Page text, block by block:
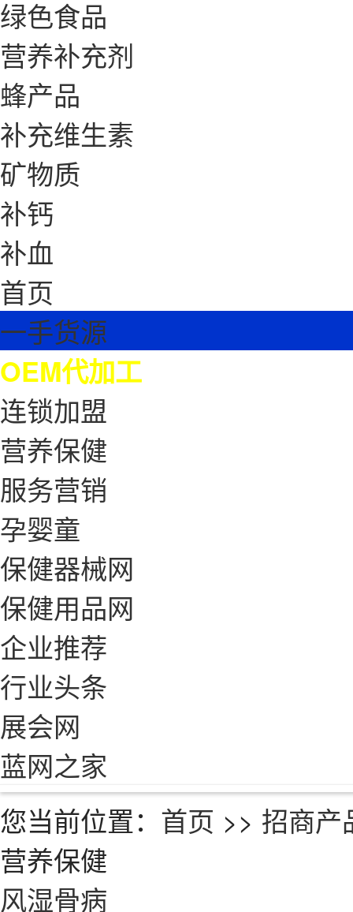
绿色食品
营养补充剂
蜂产品
补充维生素
矿物质
补钙
补血
首页
一手货源
OEM代加工
连锁加盟
营养保健
服务营销
孕婴童
保健器械网
保健用品网
企业推荐
行业头条
展会网
蓝网之家
您当前位置： 首页 >> 招商产
营养保健
风湿骨病